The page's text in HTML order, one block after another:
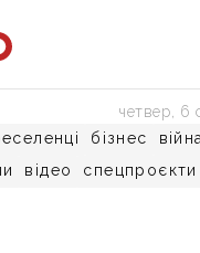
бізнес війна
відео спецпроєкти
четвер, 6